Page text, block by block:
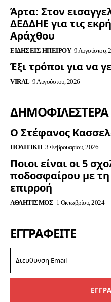
Άρτα: Στον
ΔΕΔΔΗΕ για τις
Αράχθου
ΕΙΔΉΣΕΙΣ ΗΠΕΊΡΟΥ 9 Αυγούστου,
Έξι τρόποι για να
VIRAL 9 Αυγούστου, 2026
ΔΗΜΟΦΙΛΈΣΤΕΡΑ
Ο Στέφανος
ΠΟΛΙΤΙΚΉ 3 Φεβρουαρίου, 2026
Ποιοι είναι οι 5
ποδοσφαίρου με
επιρροή
ΑΘΛΗΤΙΣΜΌΣ 1 Οκτωβρίου, 2024
ΕΓΓΡΑΦΕΊΤΕ